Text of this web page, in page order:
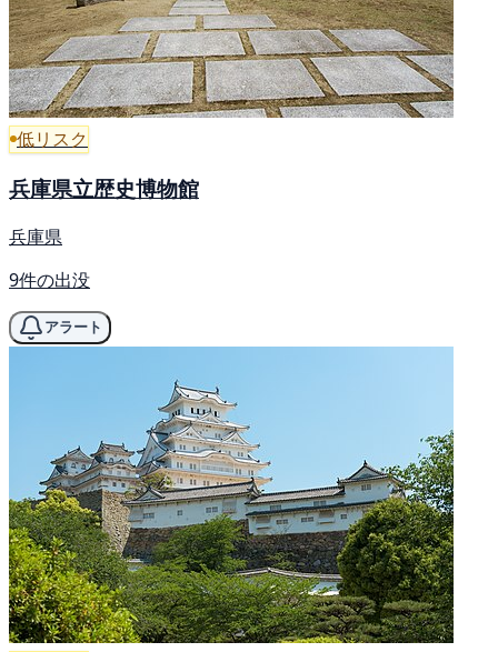
低リスク
兵庫県立歴史博物館
兵庫県
9件の出没
アラート